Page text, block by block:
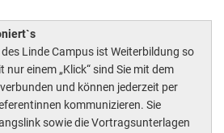
Linde Campus ist Weiterbildung so
einem „Klick“ sind Sie mit dem
und können jederzeit per
kommunizieren. Sie
sowie die Vortragsunterlagen